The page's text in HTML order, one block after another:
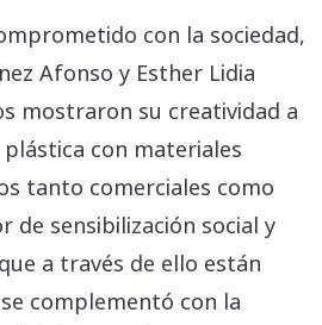
con la sociedad,
Afonso y Esther Lidia
mostraron su creatividad a
con materiales
tanto comerciales como
de sensibilización social y
a través de ello están
complementó con la